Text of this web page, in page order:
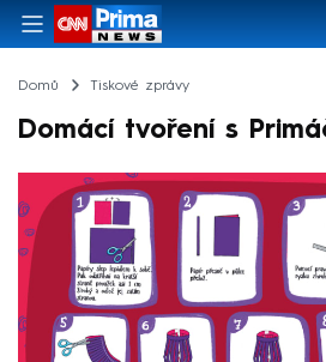
Domů Tiskové zprávy
Domácí tvoření s